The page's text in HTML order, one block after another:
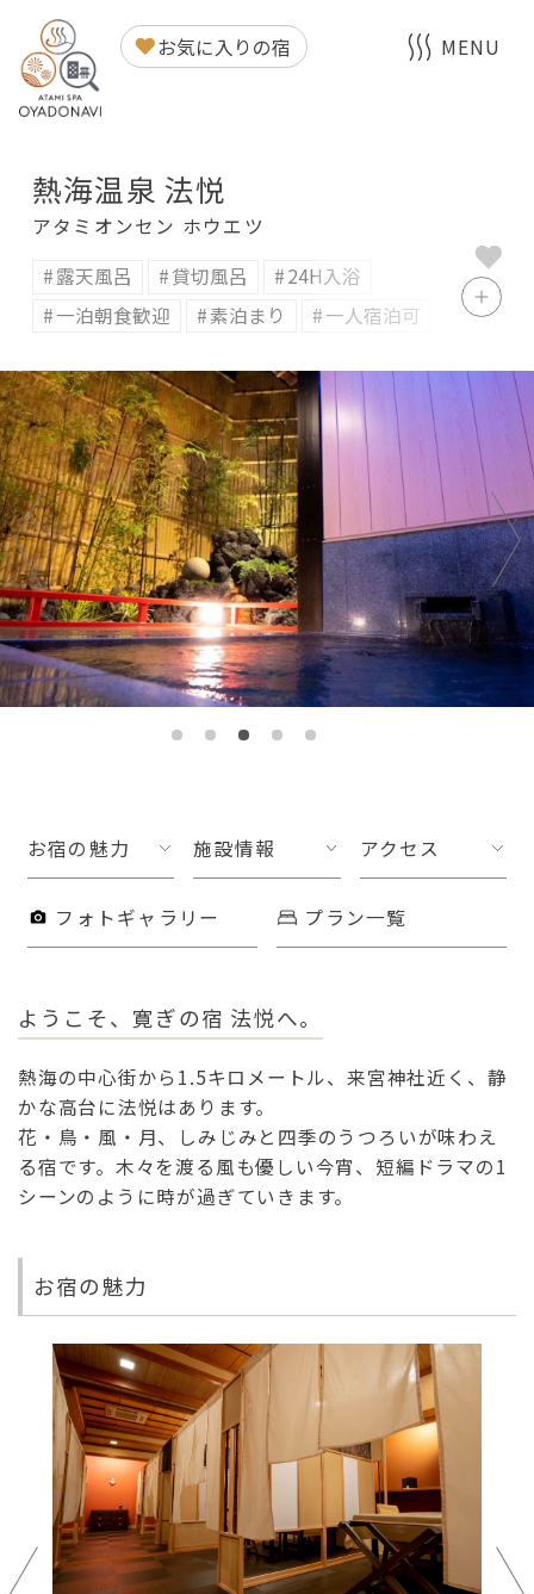
熱海温泉 法悦
お気に入りの宿 MENU
熱海温泉 法悦
アタミオンセン ホウエツ
露天風呂
貸切風呂
24H入浴
一泊朝食歓迎
素泊まり
一人宿泊可
お宿の魅力 施設情報 アクセス
フォトギャラリー プラン一覧
ようこそ、寛ぎの宿 法悦へ。
熱海の中心街から1.5キロメートル、来宮神社近く、静
かな高台に法悦はあります。
花・鳥・風・月、しみじみと四季のうつろいが味わえ
る宿です。木々を渡る風も優しい今宵、短編ドラマの1
シーンのように時が過ぎていきます。
お宿の魅力